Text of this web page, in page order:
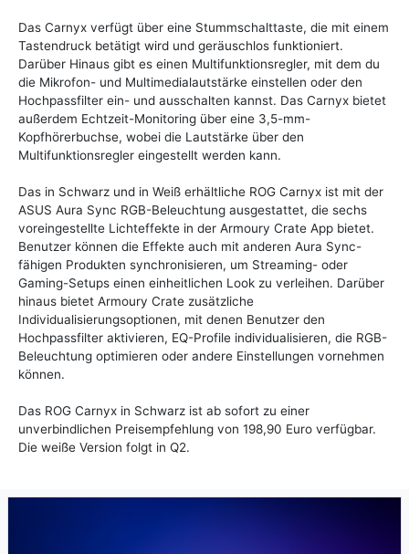
Das Carnyx verfügt über eine Stummschalttaste, die mit einem
Tastendruck betätigt wird und geräuschlos funktioniert.
Darüber Hinaus gibt es einen Multifunktionsregler, mit dem du
die Mikrofon- und Multimedialautstärke einstellen oder den
Hochpassfilter ein- und ausschalten kannst. Das Carnyx bietet
außerdem Echtzeit-Monitoring über eine 3,5-mm-
Kopfhörerbuchse, wobei die Lautstärke über den
Multifunktionsregler eingestellt werden kann.
Das in Schwarz und in Weiß erhältliche ROG Carnyx ist mit der
ASUS Aura Sync RGB-Beleuchtung ausgestattet, die sechs
voreingestellte Lichteffekte in der Armoury Crate App bietet.
Benutzer können die Effekte auch mit anderen Aura Sync-
fähigen Produkten synchronisieren, um Streaming- oder
Gaming-Setups einen einheitlichen Look zu verleihen. Darüber
hinaus bietet Armoury Crate zusätzliche
Individualisierungsoptionen, mit denen Benutzer den
Hochpassfilter aktivieren, EQ-Profile individualisieren, die RGB-
Beleuchtung optimieren oder andere Einstellungen vornehmen
können.
Das ROG Carnyx in Schwarz ist ab sofort zu einer
unverbindlichen Preisempfehlung von 198,90 Euro verfügbar.
Die weiße Version folgt in Q2.